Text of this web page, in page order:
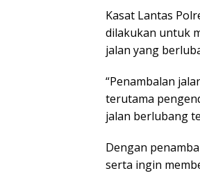
Kasat Lantas
dilakukan untuk
jalan yang
“Penambalan
terutama
jalan berlubang
Dengan
serta ingin